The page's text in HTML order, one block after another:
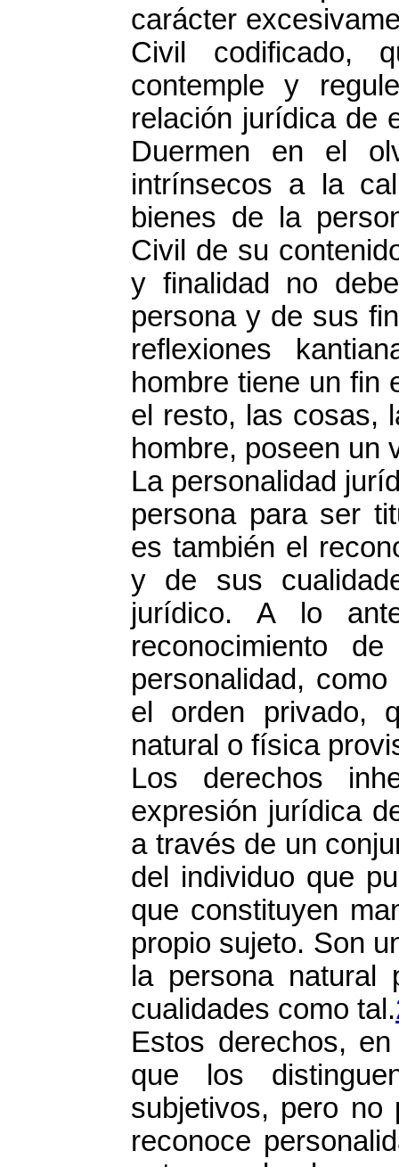
carácter
Civil codificado,
contemple y
relación jurídica de
Duermen en el
intrínsecos a la
bienes de la
Civil de su
y finalidad no
persona y de sus
reflexiones
hombre tiene un fin
el resto, las cosas,
hombre, poseen un
La personalidad
persona para ser
es también el
y de sus
jurídico. A lo
reconocimiento
personalidad,
el orden privado,
natural o física
Los derechos
expresión jurídica
a través de un
del individuo que
que constituyen
propio sujeto. Son
la persona
cualidades como tal.
Estos derechos,
que los
subjetivos, pero
reconoce